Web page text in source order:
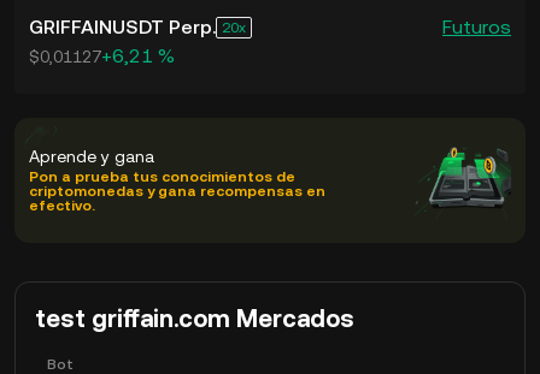
GRIFFAINUSDT Perp. 20 Futuros
$0,01127+6,21 %
Aprende y gana
Pon a prueba tus conocimientos de
criptomonedas y gana recompensas en
efectivo.
test griffain.com Mercados
Bot